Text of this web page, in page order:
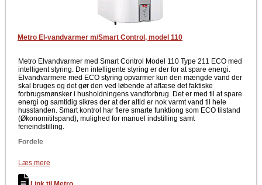
Metro El-vandvarmer m/Smart Control, model 110
Metro Elvandvarmer med Smart Control Model 110 Type 211 ECO med
intelligent styring. Den intelligente styring er der for at spare energi.
Elvandvarmere med ECO styring opvarmer kun den mængde vand der
skal bruges og det gør den ved løbende af aflæse det faktiske
forbrugsmønsker i husholdningens vandforbrug. Det er med til at spare
energi og samtidig sikres der at der altid er nok varmt vand til hele
husstanden. Smart kontrol har flere smarte funktiong som ECO tilstand
(Økonomitilspand), mulighed for manuel indstilling samt
ferieindstilling.
Fordele
Mulighed for manuel indstilling
Med specialbehandlet emalje
Læs mere